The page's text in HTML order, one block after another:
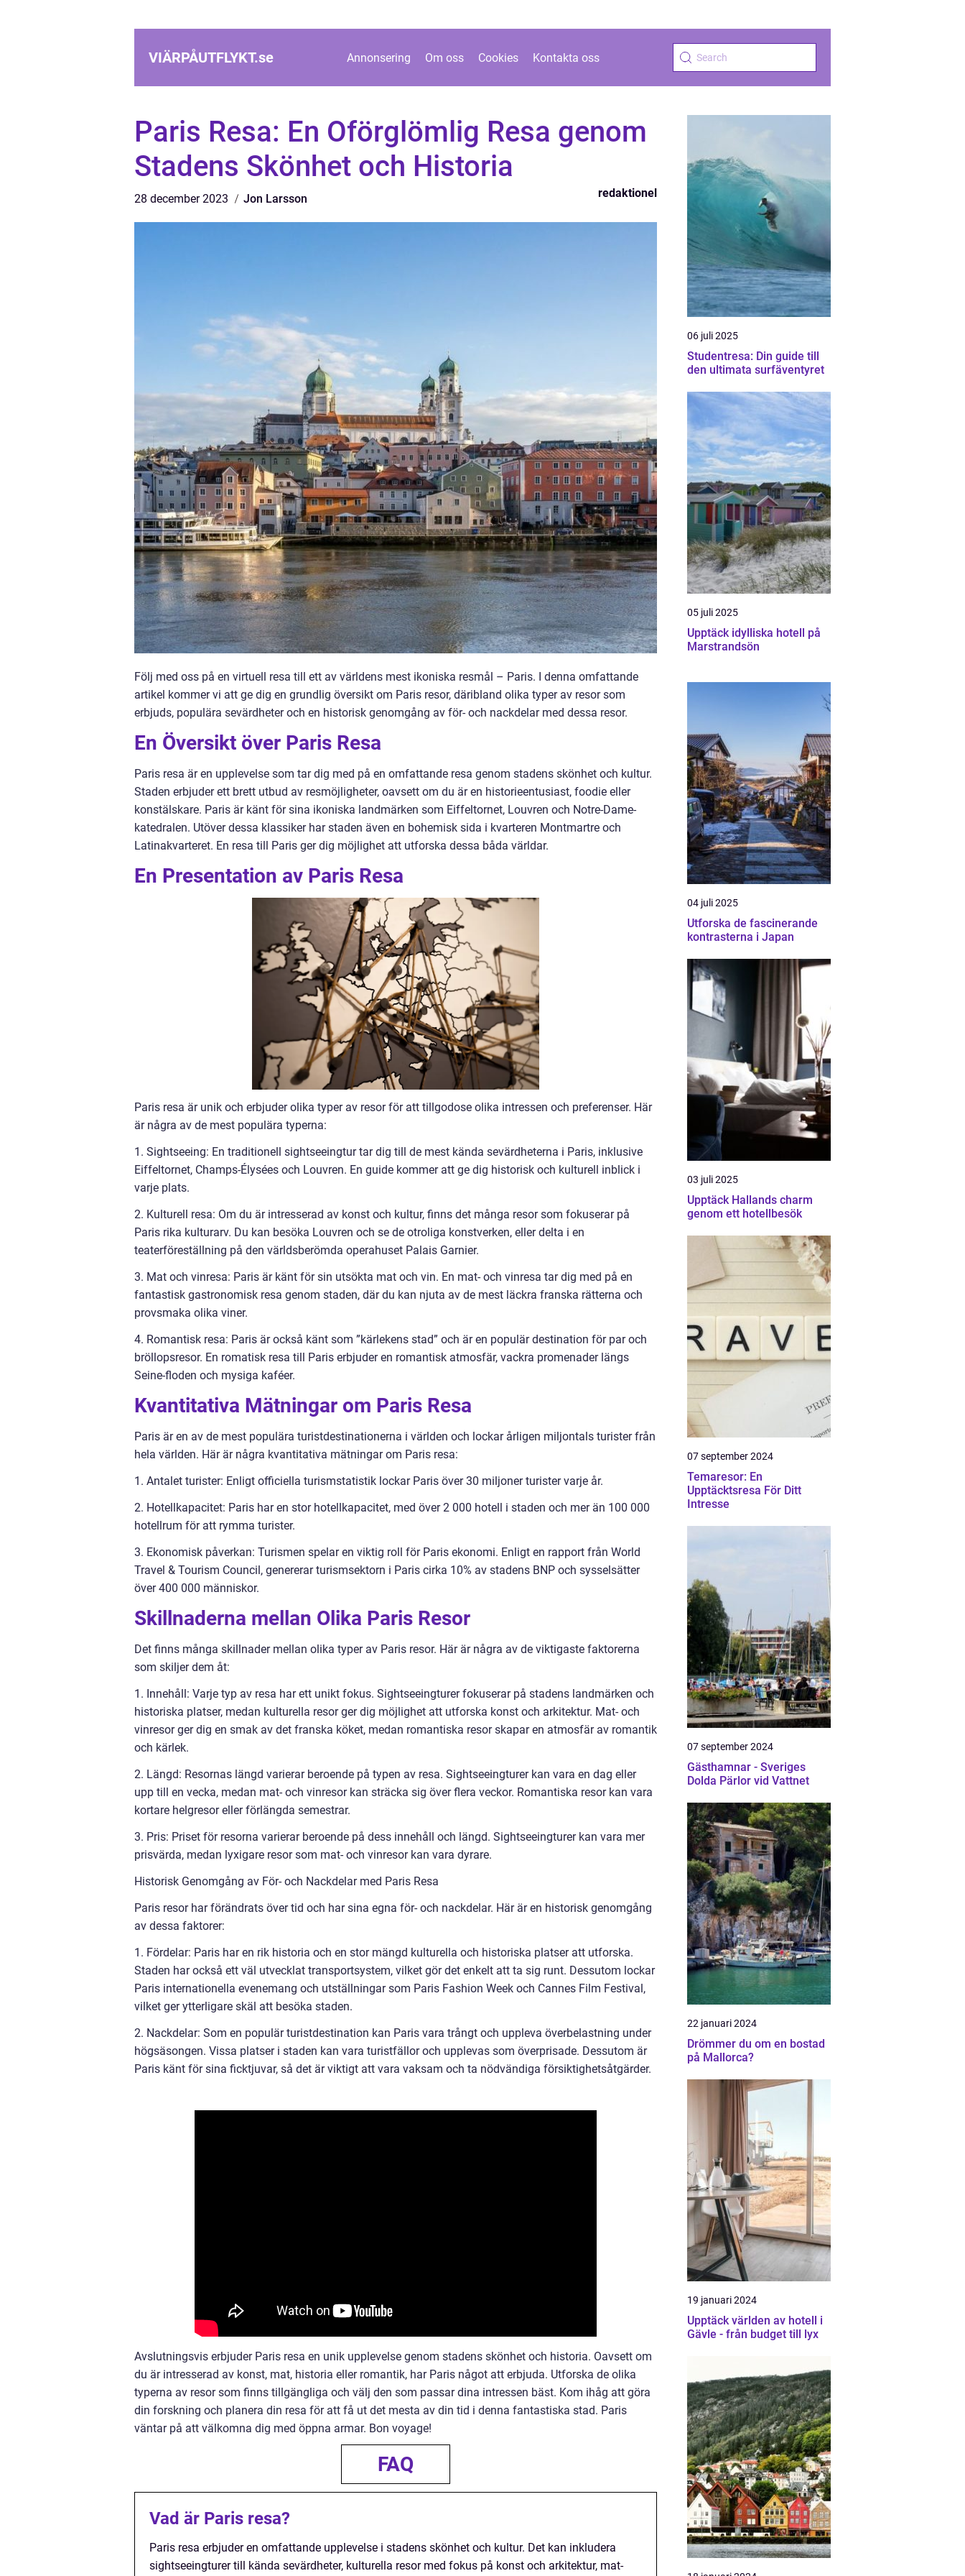
VIÄRPÅUTFLYKT.se Annonsering Om oss Cookies Kontakta oss
Paris Resa: En Oförglömlig Resa genom
Stadens Skönhet och Historia
28 december 2023 Jon Larsson redaktionel
Följ med oss på en virtuell resa till ett av världens mest ikoniska resmål – Paris. I denna omfattande
artikel kommer vi att ge dig en grundlig översikt om Paris resor, däribland olika typer av resor som
erbjuds, populära sevärdheter och en historisk genomgång av för- och nackdelar med dessa resor.
En Översikt över Paris Resa
Paris resa är en upplevelse som tar dig med på en omfattande resa genom stadens skönhet och kultur.
Staden erbjuder ett brett utbud av resmöjligheter, oavsett om du är en historieentusiast, foodie eller
konstälskare. Paris är känt för sina ikoniska landmärken som Eiffeltornet, Louvren och Notre-Dame-
katedralen. Utöver dessa klassiker har staden även en bohemisk sida i kvarteren Montmartre och
Latinakvarteret. En resa till Paris ger dig möjlighet att utforska dessa båda världar.
En Presentation av Paris Resa
Paris resa är unik och erbjuder olika typer av resor för att tillgodose olika intressen och preferenser. Här
är några av de mest populära typerna:
1. Sightseeing: En traditionell sightseeingtur tar dig till de mest kända sevärdheterna i Paris, inklusive
Eiffeltornet, Champs-Élysées och Louvren. En guide kommer att ge dig historisk och kulturell inblick i
varje plats.
2. Kulturell resa: Om du är intresserad av konst och kultur, finns det många resor som fokuserar på
Paris rika kulturarv. Du kan besöka Louvren och se de otroliga konstverken, eller delta i en
teaterföreställning på den världsberömda operahuset Palais Garnier.
3. Mat och vinresa: Paris är känt för sin utsökta mat och vin. En mat- och vinresa tar dig med på en
fantastisk gastronomisk resa genom staden, där du kan njuta av de mest läckra franska rätterna och
provsmaka olika viner.
4. Romantisk resa: Paris är också känt som ”kärlekens stad” och är en populär destination för par och
bröllopsresor. En romatisk resa till Paris erbjuder en romantisk atmosfär, vackra promenader längs
Seine-floden och mysiga kaféer.
Kvantitativa Mätningar om Paris Resa
Paris är en av de mest populära turistdestinationerna i världen och lockar årligen miljontals turister från
hela världen. Här är några kvantitativa mätningar om Paris resa:
1. Antalet turister: Enligt officiella turismstatistik lockar Paris över 30 miljoner turister varje år.
2. Hotellkapacitet: Paris har en stor hotellkapacitet, med över 2 000 hotell i staden och mer än 100 000
hotellrum för att rymma turister.
3. Ekonomisk påverkan: Turismen spelar en viktig roll för Paris ekonomi. Enligt en rapport från World
Travel & Tourism Council, genererar turismsektorn i Paris cirka 10% av stadens BNP och sysselsätter
över 400 000 människor.
Skillnaderna mellan Olika Paris Resor
Det finns många skillnader mellan olika typer av Paris resor. Här är några av de viktigaste faktorerna
som skiljer dem åt:
1. Innehåll: Varje typ av resa har ett unikt fokus. Sightseeingturer fokuserar på stadens landmärken och
historiska platser, medan kulturella resor ger dig möjlighet att utforska konst och arkitektur. Mat- och
vinresor ger dig en smak av det franska köket, medan romantiska resor skapar en atmosfär av romantik
och kärlek.
2. Längd: Resornas längd varierar beroende på typen av resa. Sightseeingturer kan vara en dag eller
upp till en vecka, medan mat- och vinresor kan sträcka sig över flera veckor. Romantiska resor kan vara
kortare helgresor eller förlängda semestrar.
3. Pris: Priset för resorna varierar beroende på dess innehåll och längd. Sightseeingturer kan vara mer
prisvärda, medan lyxigare resor som mat- och vinresor kan vara dyrare.
Historisk Genomgång av För- och Nackdelar med Paris Resa
Paris resor har förändrats över tid och har sina egna för- och nackdelar. Här är en historisk genomgång
av dessa faktorer:
1. Fördelar: Paris har en rik historia och en stor mängd kulturella och historiska platser att utforska.
Staden har också ett väl utvecklat transportsystem, vilket gör det enkelt att ta sig runt. Dessutom lockar
Paris internationella evenemang och utställningar som Paris Fashion Week och Cannes Film Festival,
vilket ger ytterligare skäl att besöka staden.
2. Nackdelar: Som en populär turistdestination kan Paris vara trångt och uppleva överbelastning under
högsäsongen. Vissa platser i staden kan vara turistfällor och upplevas som överprisade. Dessutom är
Paris känt för sina ficktjuvar, så det är viktigt att vara vaksam och ta nödvändiga försiktighetsåtgärder.
Avslutningsvis erbjuder Paris resa en unik upplevelse genom stadens skönhet och historia. Oavsett om
du är intresserad av konst, mat, historia eller romantik, har Paris något att erbjuda. Utforska de olika
typerna av resor som finns tillgängliga och välj den som passar dina intressen bäst. Kom ihåg att göra
din forskning och planera din resa för att få ut det mesta av din tid i denna fantastiska stad. Paris
väntar på att välkomna dig med öppna armar. Bon voyage!
FAQ
Vad är Paris resa?
Paris resa erbjuder en omfattande upplevelse i stadens skönhet och kultur. Det kan inkludera
sightseeingturer till kända sevärdheter, kulturella resor med fokus på konst och arkitektur, mat-
06 juli 2025
Studentresa: Din guide till
den ultimata surfäventyret
05 juli 2025
Upptäck idylliska hotell på
Marstrandsön
04 juli 2025
Utforska de fascinerande
kontrasterna i Japan
03 juli 2025
Upptäck Hallands charm
genom ett hotellbesök
07 september 2024
Temaresor: En
Upptäcktsresa För Ditt
Intresse
07 september 2024
Gästhamnar - Sveriges
Dolda Pärlor vid Vattnet
22 januari 2024
Drömmer du om en bostad
på Mallorca?
19 januari 2024
Upptäck världen av hotell i
Gävle - från budget till lyx